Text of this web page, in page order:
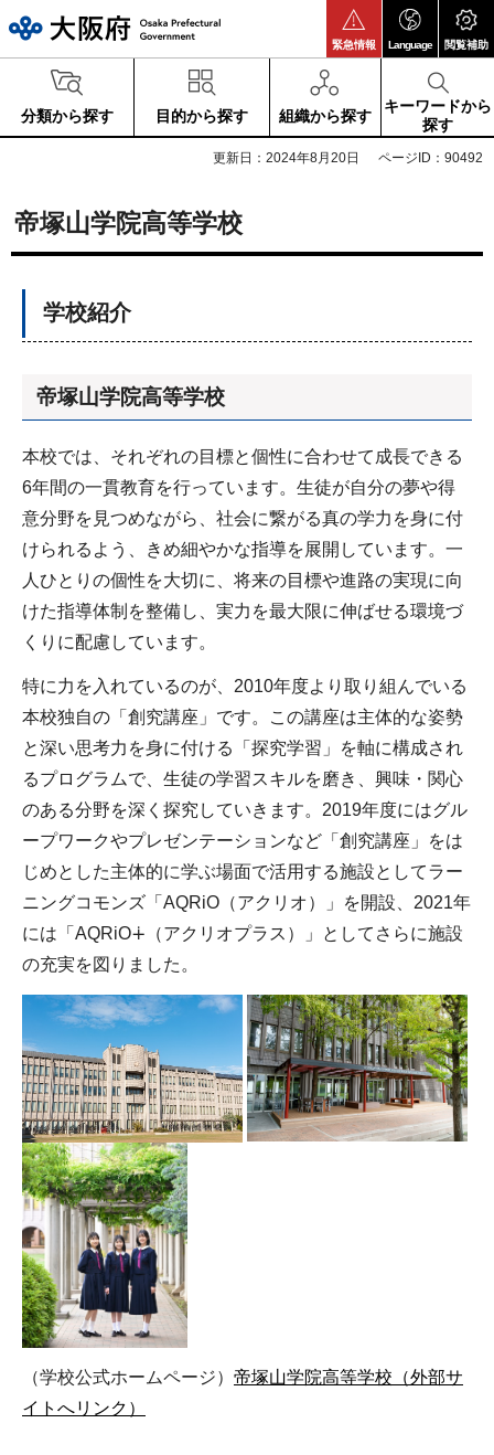
緊急情報 Language 閲覧補助
分類から探す 目的から探す 組織から探す
キーワードから
探す
更新日：2024年8月20日 ページID：90492
帝塚山学院高等学校
学校紹介
帝塚山学院高等学校
本校では、それぞれの目標と個性に合わせて成長できる
6年間の一貫教育を行っています。生徒が自分の夢や得
意分野を見つめながら、社会に繋がる真の学力を身に付
けられるよう、きめ細やかな指導を展開しています。一
人ひとりの個性を大切に、将来の目標や進路の実現に向
けた指導体制を整備し、実力を最大限に伸ばせる環境づ
くりに配慮しています。
特に力を入れているのが、2010年度より取り組んでいる
本校独自の「創究講座」です。この講座は主体的な姿勢
と深い思考力を身に付ける「探究学習」を軸に構成され
るプログラムで、生徒の学習スキルを磨き、興味・関心
のある分野を深く探究していきます。2019年度にはグル
ープワークやプレゼンテーションなど「創究講座」をは
じめとした主体的に学ぶ場面で活用する施設としてラー
ニングコモンズ「AQRiO（アクリオ）」を開設、2021年
には「AQRiO∔（アクリオプラス）」としてさらに施設
の充実を図りました。
（学校公式ホームページ） 帝塚山学院高等学校（外部サ
イトへリンク）